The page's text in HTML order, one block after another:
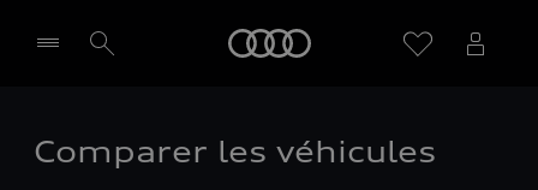
Sélectionner un Partenaire
Comparer les véhicules